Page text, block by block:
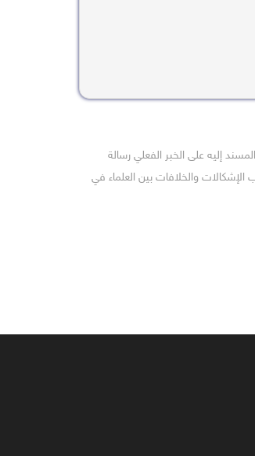
إليه على الخبر الفعلي رسالة
والخلافات بين العلماء في